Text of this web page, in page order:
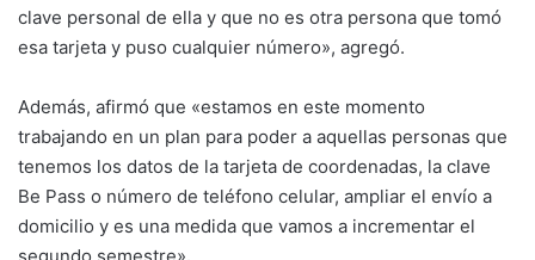
clave personal de ella y que no es otra persona que tomó
esa tarjeta y puso cualquier número», agregó.
Además, afirmó que «estamos en este momento
trabajando en un plan para poder a aquellas personas que
tenemos los datos de la tarjeta de coordenadas, la clave
Be Pass o número de teléfono celular, ampliar el envío a
domicilio y es una medida que vamos a incrementar el
segundo semestre».